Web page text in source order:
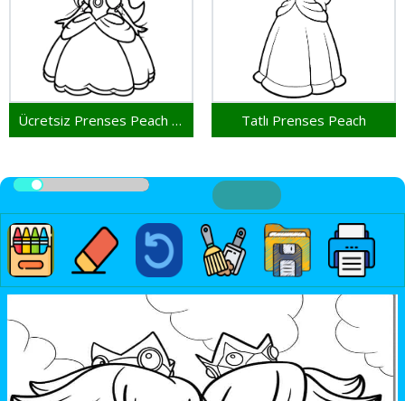
Ücretsiz Prenses Peach Çocuklar İçin Tatlı Prenses Peach